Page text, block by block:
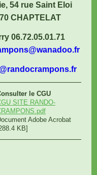
54 rue Saint Eloi
CHAPTELAT
06.72.05.01.71
le CGU
SITE RANDO-
Adobe Acrobat
KB]